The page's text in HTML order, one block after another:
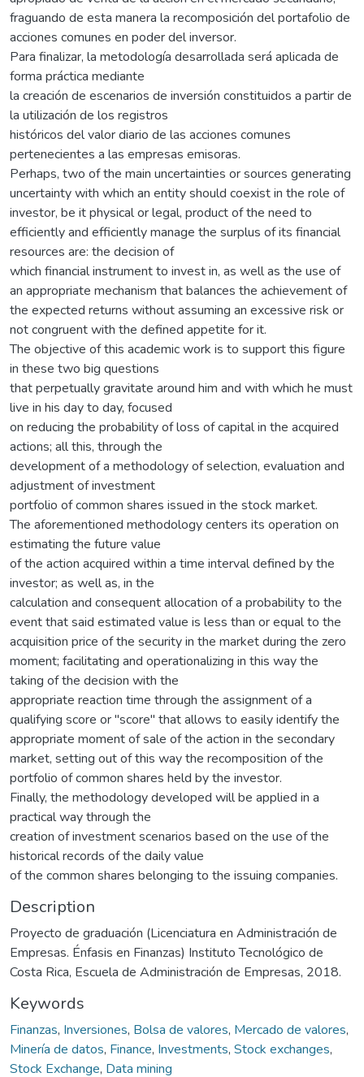
fraguando de esta manera la recomposición del portafolio de
acciones comunes en poder del inversor.
Para finalizar, la metodología desarrollada será aplicada de
forma práctica mediante
la creación de escenarios de inversión constituidos a partir de
la utilización de los registros
históricos del valor diario de las acciones comunes
pertenecientes a las empresas emisoras.
Perhaps, two of the main uncertainties or sources generating
uncertainty with which an entity should coexist in the role of
investor, be it physical or legal, product of the need to
efficiently and efficiently manage the surplus of its financial
resources are: the decision of
which financial instrument to invest in, as well as the use of
an appropriate mechanism that balances the achievement of
the expected returns without assuming an excessive risk or
not congruent with the defined appetite for it.
The objective of this academic work is to support this figure
in these two big questions
that perpetually gravitate around him and with which he must
live in his day to day, focused
on reducing the probability of loss of capital in the acquired
actions; all this, through the
development of a methodology of selection, evaluation and
adjustment of investment
portfolio of common shares issued in the stock market.
The aforementioned methodology centers its operation on
estimating the future value
of the action acquired within a time interval defined by the
investor; as well as, in the
calculation and consequent allocation of a probability to the
event that said estimated value is less than or equal to the
acquisition price of the security in the market during the zero
moment; facilitating and operationalizing in this way the
taking of the decision with the
appropriate reaction time through the assignment of a
qualifying score or "score" that allows to easily identify the
appropriate moment of sale of the action in the secondary
market, setting out of this way the recomposition of the
portfolio of common shares held by the investor.
Finally, the methodology developed will be applied in a
practical way through the
creation of investment scenarios based on the use of the
historical records of the daily value
of the common shares belonging to the issuing companies.
Description
Proyecto de graduación (Licenciatura en Administración de
Empresas. Énfasis en Finanzas) Instituto Tecnológico de
Costa Rica, Escuela de Administración de Empresas, 2018.
Keywords
Finanzas, Inversiones, Bolsa de valores, Mercado de valores,
Minería de datos, Finance, Investments, Stock exchanges,
Stock Exchange, Data mining